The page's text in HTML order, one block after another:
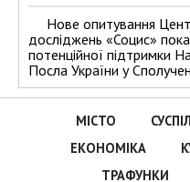
Нове опитування
досліджень «Социс»
потенційної підтримки
Посла України у
МІСТО
ЕКОНОМІКА
ТРАФУНКИ